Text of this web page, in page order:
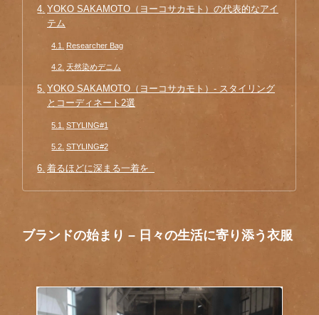
YOKO SAKAMOTO（ヨーコサカモト）の代表的なアイ
テム
Researcher Bag
天然染めデニム
YOKO SAKAMOTO（ヨーコサカモト）- スタイリング
とコーディネート2選
STYLING#1
STYLING#2
着るほどに深まる一着を
ブランドの始まり – 日々の生活に寄り添う衣服